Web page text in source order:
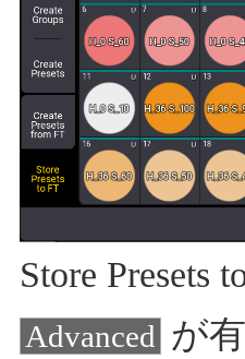
Store Presets
Advanced が